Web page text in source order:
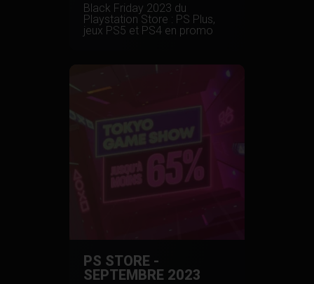
Black Friday 2023 du
Playstation Store : PS Plus,
jeux PS5 et PS4 en promo
PS STORE -
SEPTEMBRE 2023